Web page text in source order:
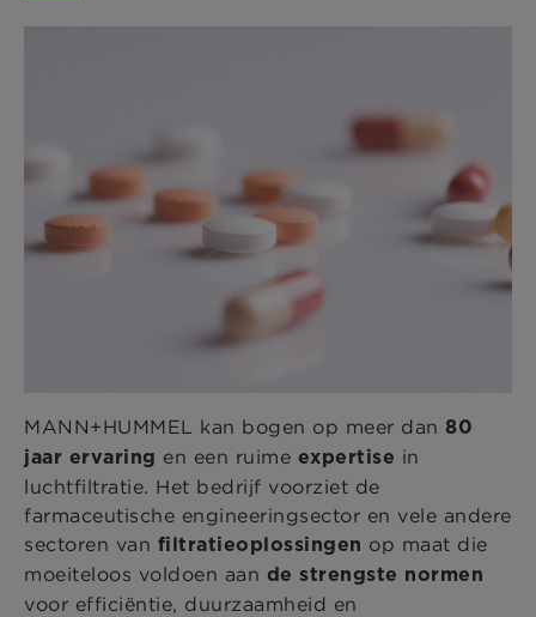
MANN+HUMMEL kan bogen op meer dan 80
jaar ervaring en een ruime expertise in
luchtfiltratie. Het bedrijf voorziet de
farmaceutische engineeringsector en vele andere
sectoren van filtratieoplossingen op maat die
moeiteloos voldoen aan de strengste normen
voor efficiëntie, duurzaamheid en